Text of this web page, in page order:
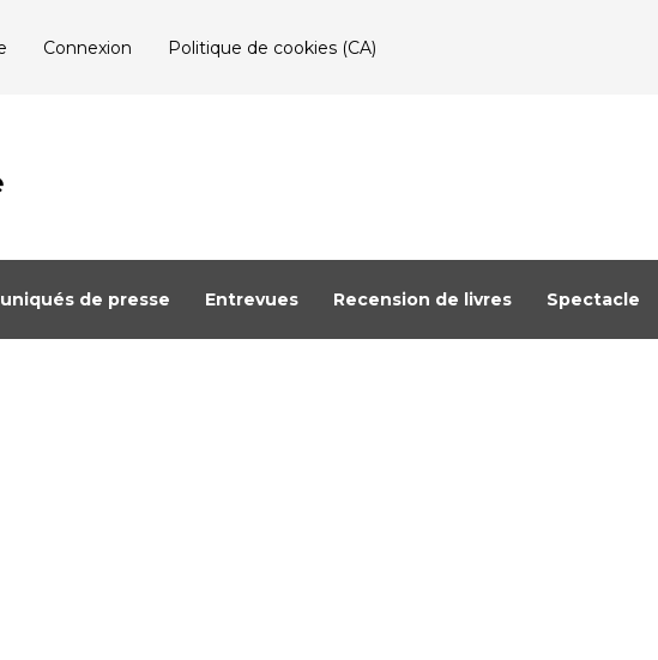
Connexion Politique de cookies (CA)
de presse Entrevues Recension de livres Spectacle